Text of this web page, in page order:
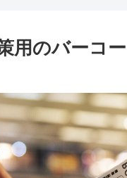
用のバーコ